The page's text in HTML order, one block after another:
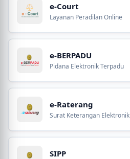
e-Court
Layanan Peradilan Online
e-BERPADU
Pidana Elektronik Terpadu
e-Raterang
Surat Keterangan Elektronik
SIPP